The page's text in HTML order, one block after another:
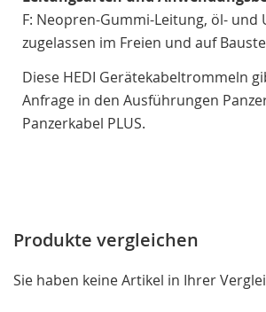
F: Neopren-Gummi-Leitung, öl- und
zugelassen im Freien und auf
Diese HEDI Gerätekabeltrommeln
Anfrage in den Ausführungen
Panzerkabel PLUS.
Produkte vergleichen
Sie haben keine Artikel in Ihrer